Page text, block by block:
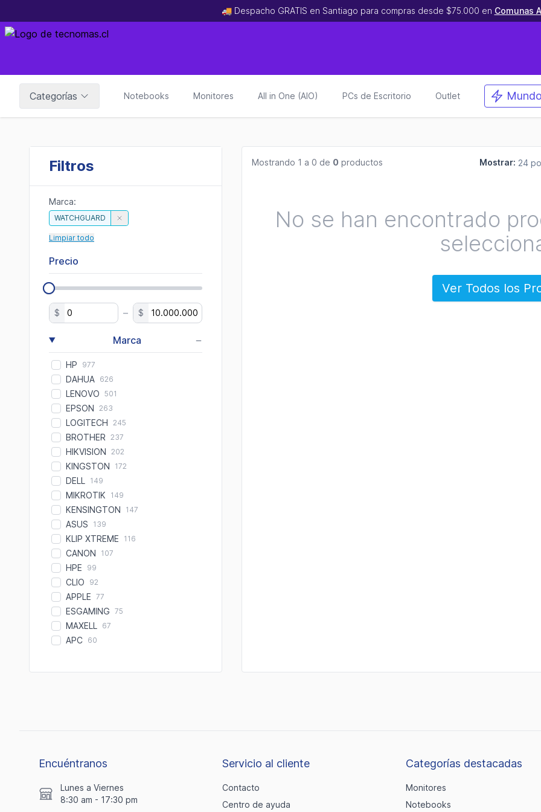
🚚 Despacho GRATIS en Santiago para compras desde $75.000 en Comunas
Categorías Notebooks Monitores All in One (AIO) PCs de Escritorio Outlet
Filtros
Marca:
WATCHGUARD
Limpiar todo
Precio
$ – $
Marca −
HP 977
DAHUA 626
LENOVO 501
EPSON 263
LOGITECH 245
BROTHER 237
HIKVISION 202
KINGSTON 172
DELL 149
MIKROTIK 149
KENSINGTON 147
ASUS 139
KLIP XTREME 116
CANON 107
HPE 99
CLIO 92
APPLE 77
ESGAMING 75
MAXELL 67
APC 60
Mostrando 1 a 0 de 0 productos Mostrar:
No se han encontrado
Ver Todos los
Encuéntranos
Lunes a Viernes
8:30 am - 17:30 pm
Servicio al cliente
Contacto
Centro de ayuda
Categorías destacadas
Monitores
Notebooks